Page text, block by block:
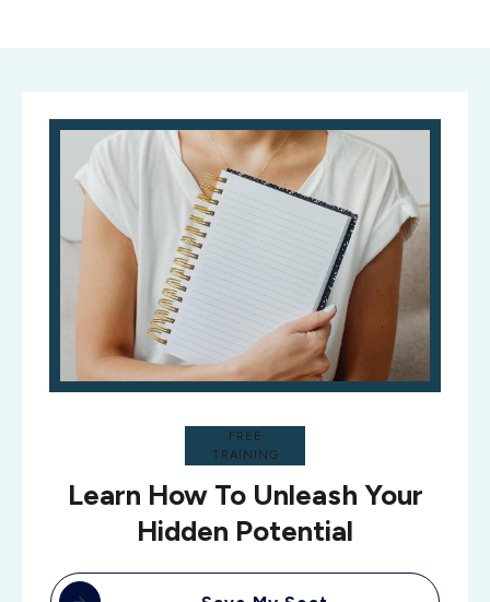
FREE
TRAINING
Learn How To Unleash Your
Hidden Potential